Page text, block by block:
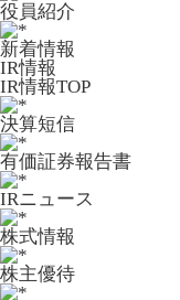
役員紹介
新着情報
IR情報
IR情報TOP
決算短信
有価証券報告書
IRニュース
株式情報
株主優待